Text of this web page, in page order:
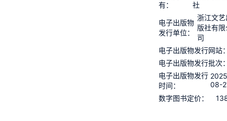
有：
社
电子出版物
发行单位：
浙江文艺
版社有
司
电子出版物发行网站
电子出版物发行批次
电子出版物发行
时间：
08-
数字图书定价：